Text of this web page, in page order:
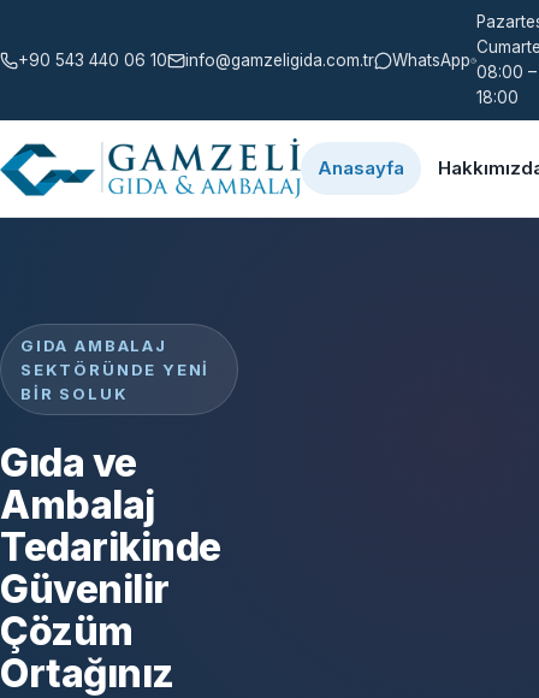
+90 543 440 06 10 info@gamzeligida.com.tr WhatsApp
08:00 –
18:00
Anasayfa
GIDA AMBALAJ
SEKTÖRÜNDE YENI
BIR SOLUK
Gıda ve
Ambalaj
Tedarikinde
Güvenilir
Çözüm
Ortağınız